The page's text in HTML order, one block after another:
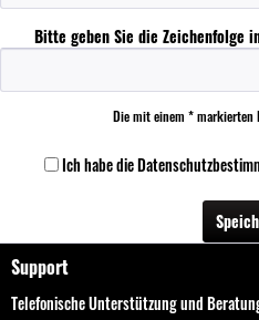
Bitte geben Sie die Zeichenfolge
Die mit einem * markierten
Ich habe die
Support
Telefonische Unterstützung und